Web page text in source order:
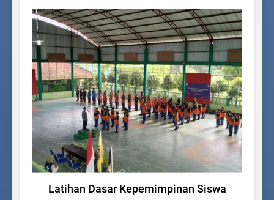
KEGIATAN SISWA
Latihan Dasar Kepemimpinan Siswa